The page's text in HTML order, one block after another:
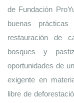
de Fundación
buenas
restauración de
bosques y
oportunidades de
exigente en
libre de